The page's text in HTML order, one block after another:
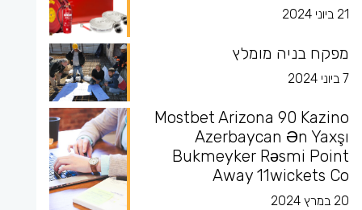
21 ביוני 2024
מפקח בניה מומלץ
7 ביוני 2024
Mostbet Arizona 90 Kazino
Azerbaycan Ən Yaxşı
Bukmeyker Rəsmi Point
Away 11wickets Co
20 במרץ 2024